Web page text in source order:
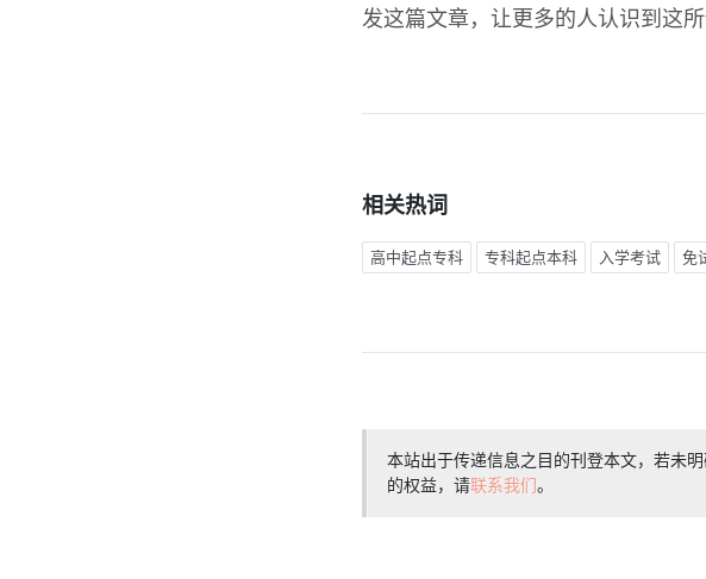
发这篇文章，让更多的人认识到这
相关热词
高中起点专科 专科起点本科 入学考试 免
本站出于传递信息之目的刊登本文，若未
的权益，请联系我们。